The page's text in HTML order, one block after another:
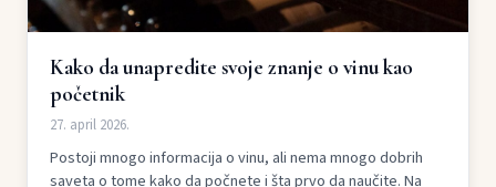
Kako da unapredite svoje znanje o vinu kao
početnik
27. april 2026.
Postoji mnogo informacija o vinu, ali nema mnogo dobrih
saveta o tome kako da počnete i šta prvo da naučite. Na